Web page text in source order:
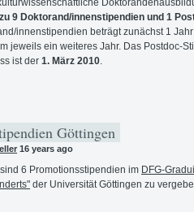
9 Doktorand/innenstipendien und 1
innenstipendien beträgt zunächst 1
jeweils ein weiteres Jahr. Das Postdoc-
ist der 1. März 2010.
Göttingen
16 years ago
6 Promotionsstipendien im DFG-
der Universität Göttingen zu